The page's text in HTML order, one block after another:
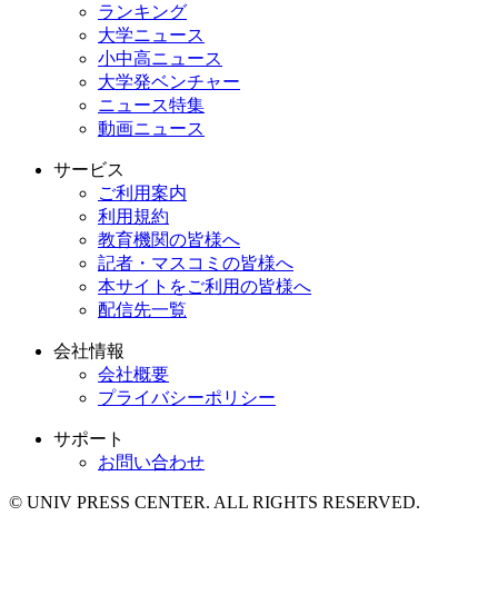
ランキング
大学ニュース
小中高ニュース
大学発ベンチャー
ニュース特集
動画ニュース
サービス
ご利用案内
利用規約
教育機関の皆様へ
記者・マスコミの皆様へ
本サイトをご利用の皆様へ
配信先一覧
会社情報
会社概要
プライバシーポリシー
サポート
お問い合わせ
© UNIV PRESS CENTER. ALL RIGHTS RESERVED.